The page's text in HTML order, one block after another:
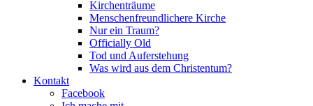
Kirchenträume
Menschenfreundlichere Kirche
Nur ein Traum?
Officially Old
Tod und Auferstehung
Was wird aus dem Christentum?
Kontakt
Facebook